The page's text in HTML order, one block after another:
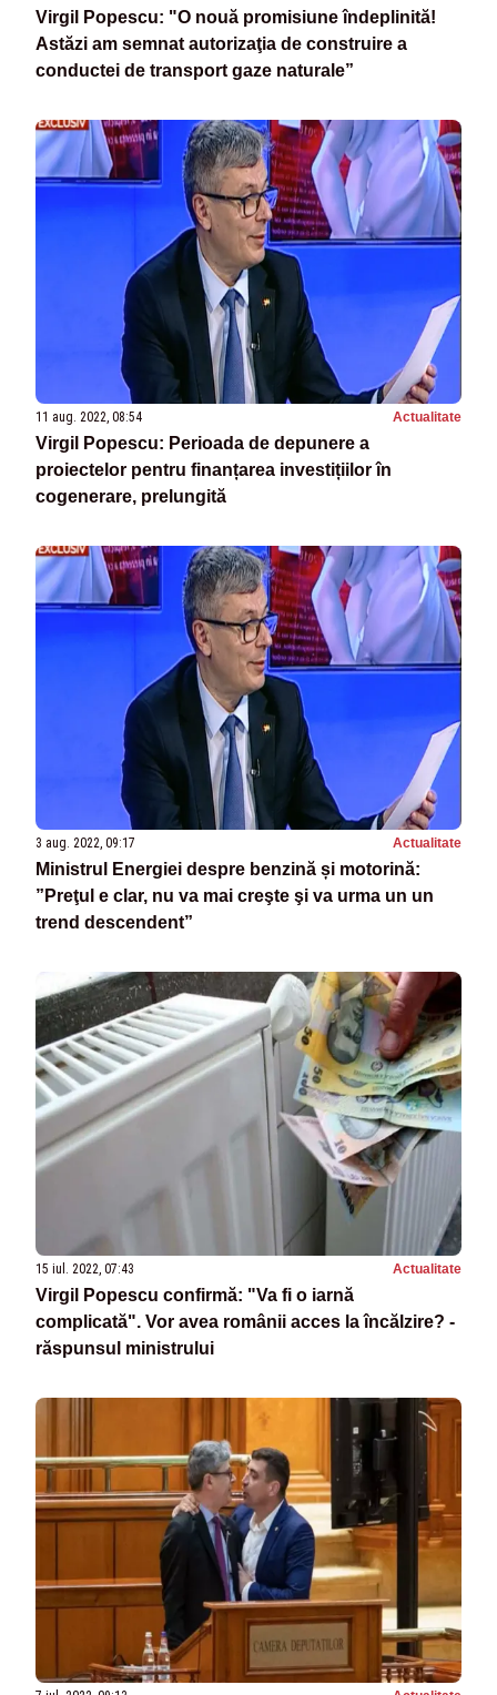
Virgil Popescu: "O nouă promisiune îndeplinită!
Astăzi am semnat autorizaţia de construire a
conductei de transport gaze naturale”
11 aug. 2022, 08:54 Actualitate
Virgil Popescu: Perioada de depunere a
proiectelor pentru finanțarea investițiilor în
cogenerare, prelungită
3 aug. 2022, 09:17 Actualitate
Ministrul Energiei despre benzină și motorină:
”Preţul e clar, nu va mai creşte şi va urma un un
trend descendent”
15 iul. 2022, 07:43 Actualitate
Virgil Popescu confirmă: "Va fi o iarnă
complicată". Vor avea românii acces la încălzire? -
răspunsul ministrului